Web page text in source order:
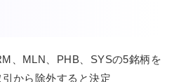
、MLN、PHB、SYSの5銘柄を
から除外すると決定